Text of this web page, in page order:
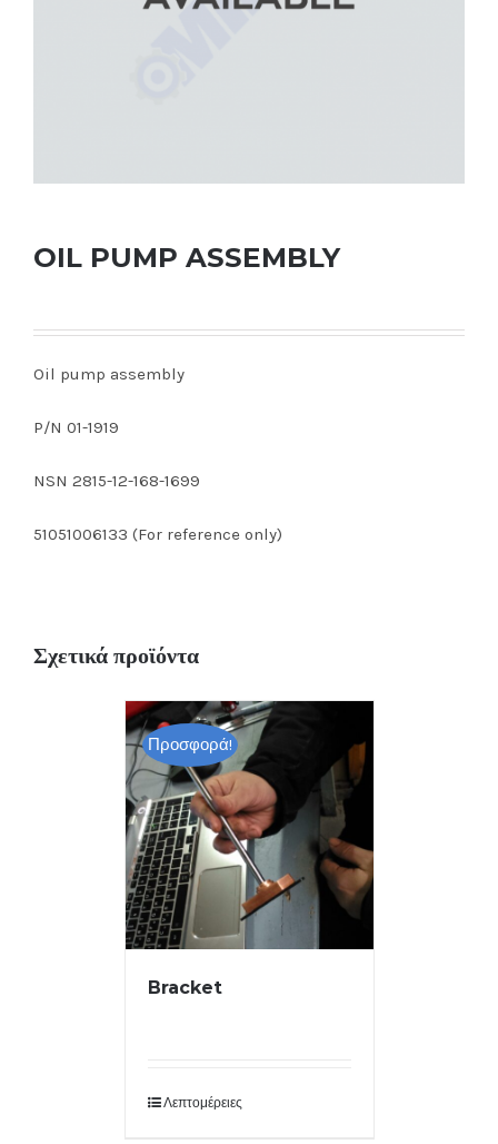
OIL PUMP ASSEMBLY
Oil pump assembly
P/N 01-1919
NSN 2815-12-168-1699
51051006133 (For reference only)
Σχετικά προϊόντα
Προσφορά!
Bracket
Λεπτομέρειες